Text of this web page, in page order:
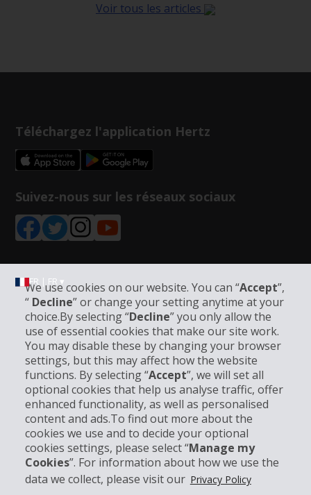
We use cookies on our website. You can “Accept”,
“ Decline” or change your setting anytime at your
choice.By selecting “Decline” you only allow the
use of essential cookies that make our site work.
You may disable these by changing your browser
settings, but this may affect how the website
functions. By selecting “Accept”, we will set all
optional cookies that help us analyse traffic, offer
enhanced functionality, as well as personalised
content and ads.To find out more about the
cookies we use and to decide your optional
cookies settings, please select “Manage my
Cookies”. For information about how we use the
data we collect, please visit our Privacy Policy
Voir tous les articles
Téléchargez l'application Hertz
Suivez-nous sur les réseaux sociaux
FR | FR ▾
Informations sur l'entreprise
Entreprise
Support client
Réserver avec Hertz